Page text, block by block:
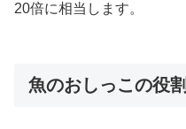
20倍に相当します。
魚のおしっこの役割